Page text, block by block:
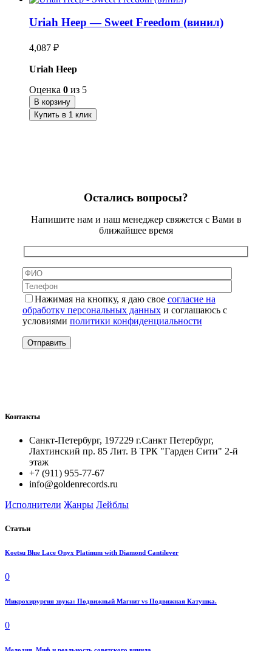
Uriah Heep — Sweet Freedom (винил)
4,087 ₽
Uriah Heep
Оценка 0 из 5
В корзину
Купить в 1 клик
Остались вопросы?
Напишите нам и наш менеджер свяжется с Вами в
ближайшее время
Нажимая на кнопку, я даю свое согласие на
обработку персональных данныхи соглашаюсь с
условиями политики конфиденциальности
Контакты
Санкт-Петербург, 197229 г.Санкт Петербург,
Лахтинский пр. 85 Лит. B ТРК "Гарден Сити" 2-й
этаж
+7 (911) 955-77-67
info@goldenrecords.ru
Исполнители Жанры Лейблы
Статьи
Koetsu Blue Lace Onyx Platinum with Diamond Cantilever
0
Микрохирургия звука: Подвижный Магнит vs Подвижная Катушка.
0